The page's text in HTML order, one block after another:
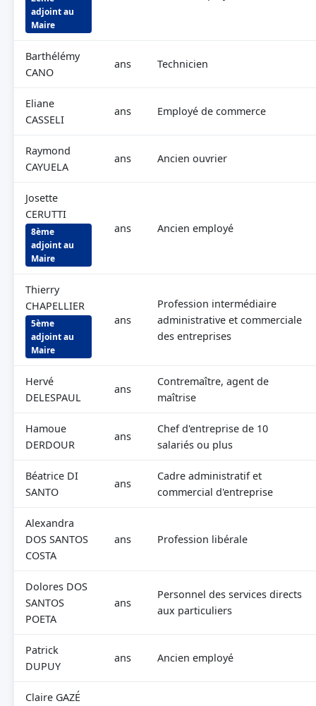
adjoint au
Maire
Barthélémy
CANO
ans Technicien
Eliane
CASSELI
ans Employé de commerce
Raymond
CAYUELA
ans Ancien ouvrier
Josette
CERUTTI
8ème
adjoint au
Maire
ans Ancien employé
Thierry
CHAPELLIER
5ème
adjoint au
Maire
ans
Profession intermédiaire
administrative et commerciale
des entreprises
Hervé
DELESPAUL
ans
Contremaître, agent de
maîtrise
Hamoue
DERDOUR
ans
Chef d'entreprise de 10
salariés ou plus
Béatrice DI
SANTO
ans
Cadre administratif et
commercial d'entreprise
Alexandra
DOS SANTOS
COSTA
ans Profession libérale
Dolores DOS
SANTOS
POETA
ans
Personnel des services directs
aux particuliers
Patrick
DUPUY
ans Ancien employé
Claire GAZÉ